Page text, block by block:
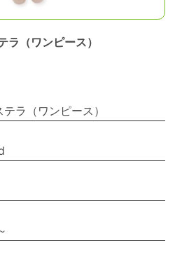
ラ（ワンピース）
ラ（ワンピース）